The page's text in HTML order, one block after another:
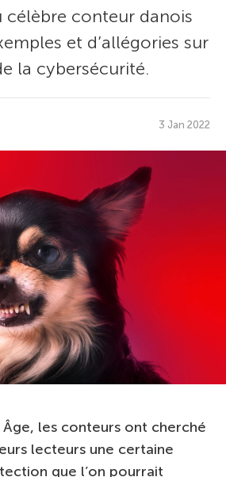
célèbre conteur danois
et d’allégories sur
la cybersécurité.
3 Jan 2022
les conteurs ont cherché
lecteurs une certaine
que l’on pourrait